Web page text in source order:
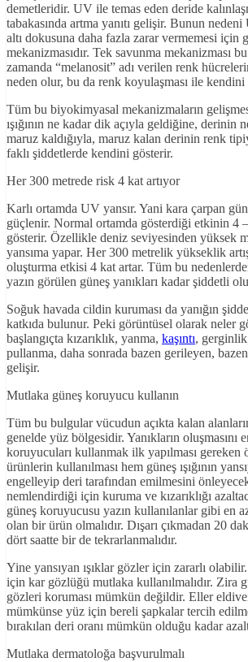
demetleridir. UV ile temas eden deride
tabakasında artma yanıtı gelişir. Bunun
altı dokusuna daha fazla zarar vermemesi için
mekanizmasıdır. Tek savunma mekanizması
zamanda “melanosit” adı verilen renk
neden olur, bu da renk koyulaşması ile kendini
Tüm bu biyokimyasal mekanizmaların
ışığının ne kadar dik açıyla geldiğine, derinin
maruz kaldığıyla, maruz kalan derinin renk
faklı şiddetlerde kendini gösterir.
Her 300 metrede risk 4 kat artıyor
Karlı ortamda UV yansır. Yani kara çarpan
güçlenir. Normal ortamda gösterdiği etkinin 4
gösterir. Özellikle deniz seviyesinden yüksek
yansıma yapar. Her 300 metrelik yükseklik
oluşturma etkisi 4 kat artar. Tüm bu
yazın görülen güneş yanıkları kadar şiddetli
Soğuk havada cildin kuruması da yanığın
katkıda bulunur. Peki görüntüsel olarak neler
başlangıçta kızarıklık, yanma, kaşıntı,
pullanma, daha sonrada bazen gerileyen,
gelişir.
Mutlaka güneş koruyucu kullanın
Tüm bu bulgular vücudun açıkta kalan
genelde yüz bölgesidir. Yanıkların oluşmasını
koruyucuları kullanmak ilk yapılması gereken
ürünlerin kullanılması hem güneş ışığının
engelleyip deri tarafından emilmesini
nemlendirdiği için kuruma ve kızarıklığı
güneş koruyucusu yazın kullanılanlar gibi en
olan bir ürün olmalıdır. Dışarı çıkmadan 20
dört saatte bir de tekrarlanmalıdır.
Yine yansıyan ışıklar gözler için zararlı
için kar gözlüğü mutlaka kullanılmalıdır. Zira
gözleri koruması mümkün değildir. Eller
mümkünse yüz için bereli şapkalar tercih
bırakılan deri oranı mümkün olduğu kadar
Mutlaka dermatoloğa başvurulmalı